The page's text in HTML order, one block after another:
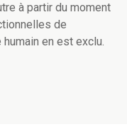
à partir du moment
de
en est exclu.